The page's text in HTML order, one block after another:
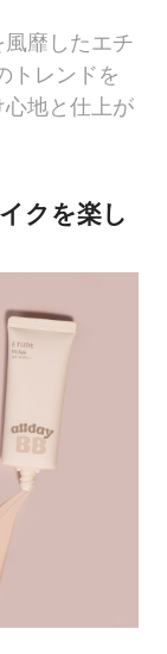
靡したエチ
トレンドを
地と仕上が
クを楽し